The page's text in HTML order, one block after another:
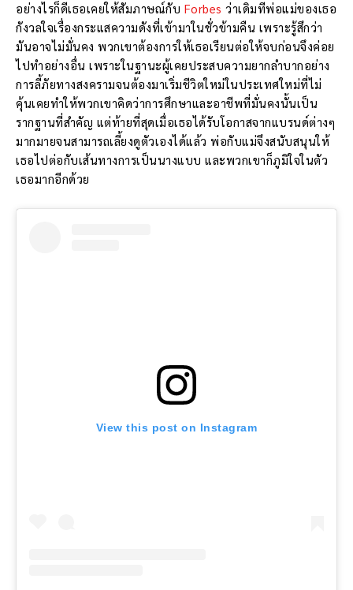
อย่างไรก็ดีเธอเคยให้สัมภาษณ์กับ Forbes ว่าเดิมทีพ่อแม่ของเธอ
กังวลใจเรื่องกระแสความดังที่เข้ามาในชั่วข้ามคืน เพราะรู้สึกว่า
มันอาจไม่มั่นคง พวกเขาต้องการให้เธอเรียนต่อให้จบก่อนจึงค่อย
ไปทำอย่างอื่น เพราะในฐานะผู้เคยประสบความยากลำบากอย่าง
การลี้ภัยทางสงครามจนต้องมาเริ่มชีวิตใหม่ในประเทศใหม่ที่ไม่
คุ้นเคยทำให้พวกเขาคิดว่าการศึกษาและอาชีพที่มั่นคงนั้นเป็น
รากฐานที่สำคัญ แต่ท้ายที่สุดเมื่อเธอได้รับโอกาสจากแบรนด์ต่างๆ
มากมายจนสามารถเลี้ยงดูตัวเองได้แล้ว พ่อกับแม่จึงสนับสนุนให้
เธอไปต่อกับเส้นทางการเป็นนางแบบ และพวกเขาก็ภูมิใจในตัว
เธอมากอีกด้วย
View this post on Instagram